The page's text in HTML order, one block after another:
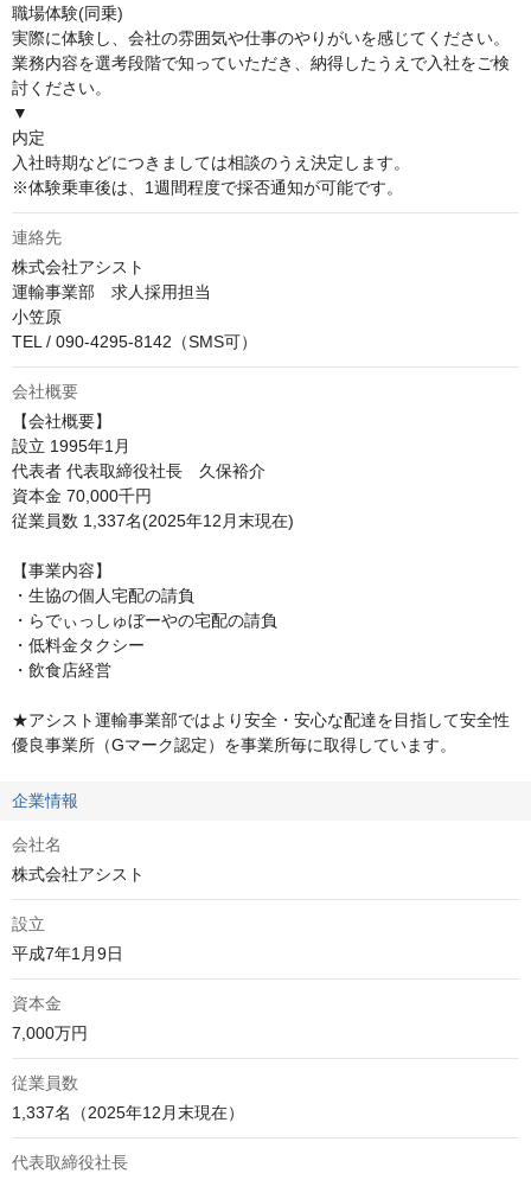
職場体験(同乗)
実際に体験し、会社の雰囲気や仕事のやりがいを感じてください。
業務内容を選考段階で知っていただき、納得したうえで入社をご検
討ください。
▼
内定
入社時期などにつきましては相談のうえ決定します。
※体験乗車後は、1週間程度で採否通知が可能です。
連絡先
株式会社アシスト
運輸事業部　求人採用担当
小笠原
TEL / 090-4295-8142（SMS可）
会社概要
【会社概要】
設立 1995年1月
代表者 代表取締役社長　久保裕介
資本金 70,000千円
従業員数 1,337名(2025年12月末現在)
【事業内容】
・生協の個人宅配の請負
・らでぃっしゅぼーやの宅配の請負
・低料金タクシー
・飲食店経営
★アシスト運輸事業部ではより安全・安心な配達を目指して安全性
優良事業所（Gマーク認定）を事業所毎に取得しています。
企業情報
会社名
株式会社アシスト
設立
平成7年1月9日
資本金
7,000万円
従業員数
1,337名（2025年12月末現在）
代表取締役社長